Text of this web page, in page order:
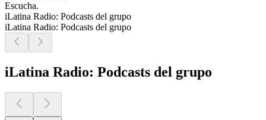
Escucha.
iLatina Radio: Podcasts del grupo
iLatina Radio: Podcasts del grupo
iLatina Radio: Podcasts del grupo